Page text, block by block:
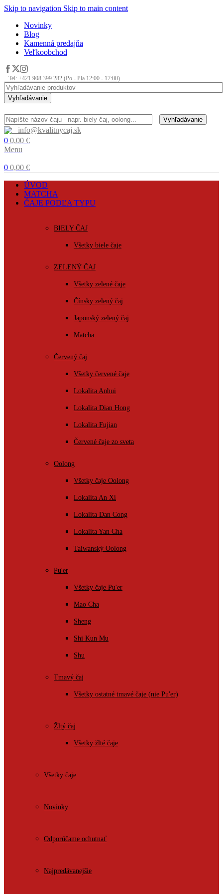
Skip to navigation Skip to main content
Novinky
Blog
Kamenná predajňa
Veľkoobchod
Tel: +421 908 399 282 (Po - Pia 12:00 - 17:00)
Vyhľadávanie
Vyhľadávanie
info@kvalitnycaj.sk
0 0,00 €
Menu
0 0,00 €
ÚVOD
MATCHA
ČAJE PODĽA TYPU
BIELY ČAJ
Všetky biele čaje
ZELENÝ ČAJ
Všetky zelené čaje
Čínsky zelený čaj
Japonský zelený čaj
Matcha
Červený čaj
Všetky červené čaje
Lokalita Anhui
Lokalita Dian Hong
Lokalita Fujian
Červené čaje zo sveta
Oolong
Všetky čaje Oolong
Lokalita An Xi
Lokalita Dan Cong
Lokalita Yan Cha
Taiwanský Oolong
Pu'er
Všetky čaje Pu'er
Mao Cha
Sheng
Shi Kun Mu
Shu
Tmavý čaj
Všetky ostatné tmavé čaje (nie Pu'er)
Žltý čaj
Všetky žlté čaje
Všetky čaje
Novinky
Odporúčame ochutnať
Najpredávanejšie